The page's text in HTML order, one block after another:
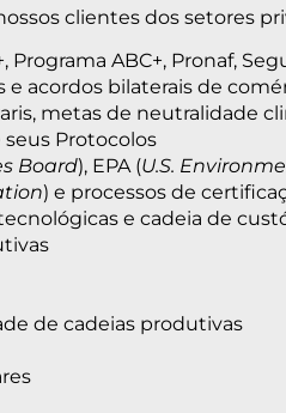
clientes dos setores
Programa ABC+, Pronaf,
e acordos bilaterais de
metas de neutralidade
Protocolos
Board), EPA (U.S.
) e processos de
e cadeia de
de cadeias produtivas